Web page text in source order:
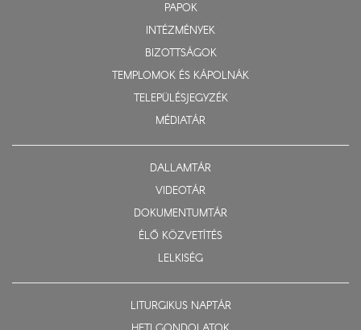
PAPOK
INTÉZMÉNYEK
BIZOTTSÁGOK
TEMPLOMOK ÉS KÁPOLNÁK
TELEPÜLÉSJEGYZÉK
MÉDIATÁR
DALLAMTÁR
VIDEOTÁR
DOKUMENTUMTÁR
ÉLŐ KÖZVETÍTÉS
LELKISÉG
LITURGIKUS NAPTÁR